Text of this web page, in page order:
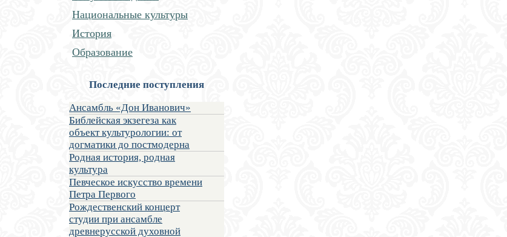
Национальные культуры
История
Образование
Последние поступления
Ансамбль «Дон Иванович»
Библейская экзегеза как
объект культурологии: от
догматики до постмодерна
Родная история, родная
культура
Певческое искусство времени
Петра Первого
Рождественский концерт
студии при ансамбле
древнерусской духовной